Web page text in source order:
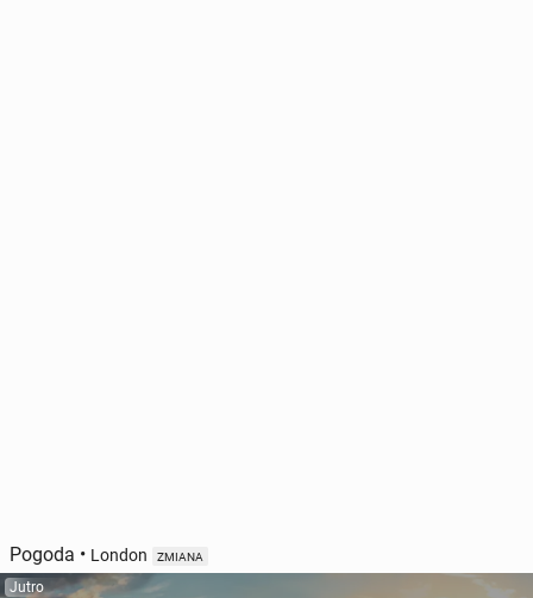
Pogoda • London ZMIANA
Jutro